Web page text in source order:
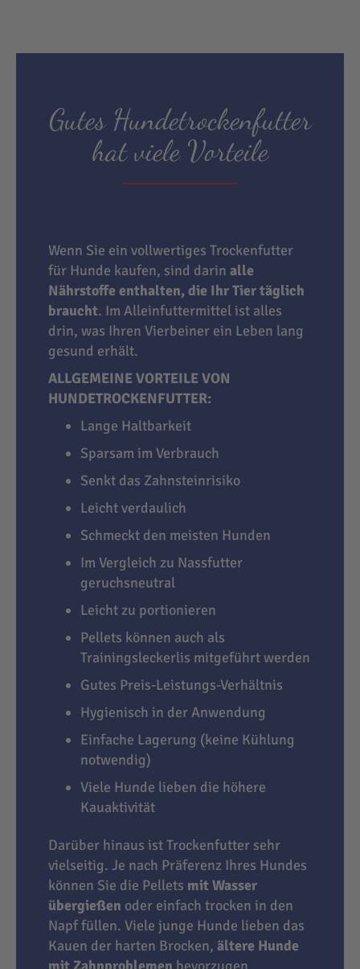
Gutes Hundetrockenfutter
hat viele Vorteile
Wenn Sie ein vollwertiges Trockenfutter
für Hunde kaufen, sind darin alle
Nährstoffe enthalten, die Ihr Tier täglich
braucht. Im Alleinfuttermittel ist alles
drin, was Ihren Vierbeiner ein Leben lang
gesund erhält.
ALLGEMEINE VORTEILE VON
HUNDETROCKENFUTTER:
Lange Haltbarkeit
Sparsam im Verbrauch
Senkt das Zahnsteinrisiko
Leicht verdaulich
Schmeckt den meisten Hunden
Im Vergleich zu Nassfutter
geruchsneutral
Leicht zu portionieren
Pellets können auch als
Trainingsleckerlis mitgeführt werden
Gutes Preis-Leistungs-Verhältnis
Hygienisch in der Anwendung
Einfache Lagerung (keine Kühlung
notwendig)
Viele Hunde lieben die höhere
Kauaktivität
Darüber hinaus ist Trockenfutter sehr
vielseitig. Je nach Präferenz Ihres Hundes
können Sie die Pellets mit Wasser
übergießen oder einfach trocken in den
Napf füllen. Viele junge Hunde lieben das
Kauen der harten Brocken, ältere Hunde